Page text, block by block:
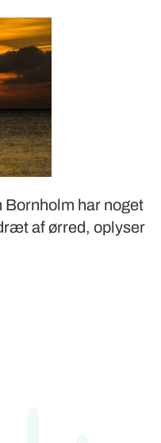
har noget
af ørred, oplyser